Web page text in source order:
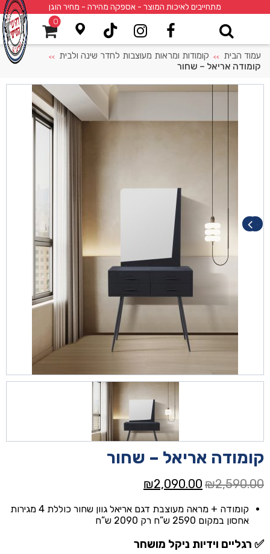
מתחייבים לאיכות המוצר - אספקה מהירה - מחיר הוגן
0
עמוד הבית >> קומודות ומראות מעוצבות לחדר שינה ולבית >>
קומודה אריאל – שחור
קומודה אריאל – שחור
₪2,590.00
המחיר
היה:
₪2,590.00.
₪2,090.00
הוא:
₪2,090.00.
קומודה + מראה מעוצבת דגם אריאל גוון שחור כוללת 4 מגירות
אחסון במקום 2590 ש”ח רק 2090 ש”ח
✅ רגליים וידיות ניקל מושחר